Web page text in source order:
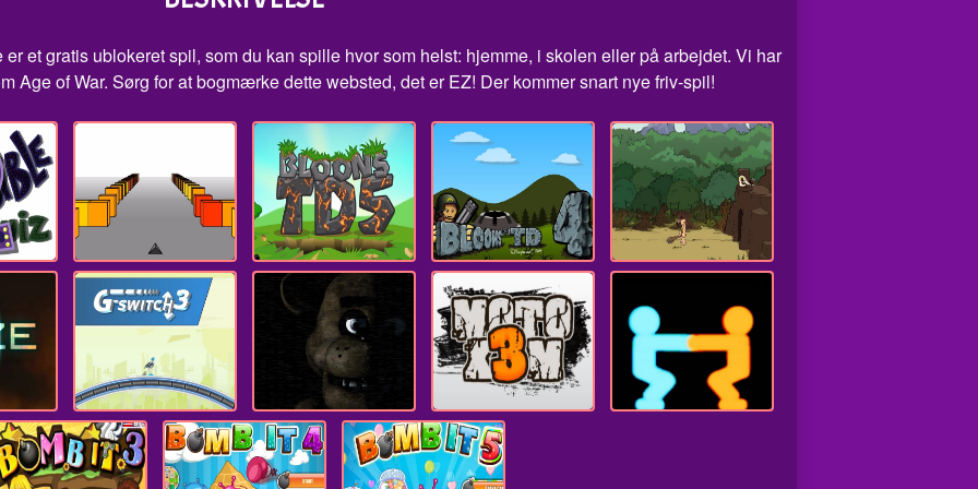
et gratis ublokeret spil, som du kan spille hvor som helst: hjemme, i skolen eller på arbejdet. Vi har
Age of War. Sørg for at bogmærke dette websted, det er EZ! Der kommer snart nye friv-spil!